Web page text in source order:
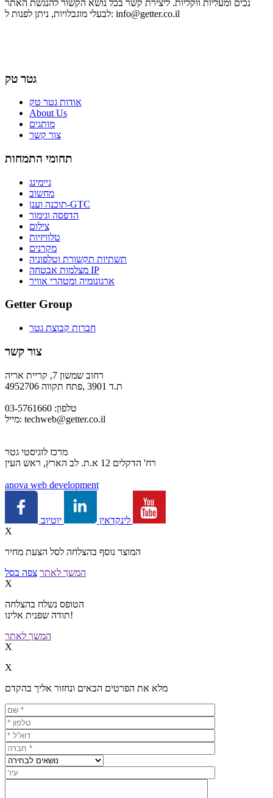
נכים ומעליות ווקליות. ליצירת קשר בכל נושא הקשור להנגשת האתר
לבעלי מוגבלויות, ניתן לפנות ל: info@getter.co.il
גטר טק
אודות גטר טק
About Us
מותגים
צור קשר
תחומי התמחות
גיימינג
מחשוב
תוכנה וענן-GTC
הדפסה וגימור
צילום
טלוויזיות
מקרנים
תשתיות תקשורת וטלפוניה
מצלמות אבטחה IP
ארגונומיה ומטהרי אוויר
Getter Group
חברות קבוצת גטר
צור קשר
רחוב שמשון 7, קריית אריה
ת.ד 3901 ,פתח תקווה 4952706
טלפון: 03-5761660
מייל: techweb@getter.co.il
מרכז לוגיסטי גטר
רח' הדקלים 12 א.ת. לב הארץ, ראש העין
anova web development
לינקדאין
X
המוצר נוסף בהצלחה לסל הצעת מחיר
המשך לאתר צפה בסל
X
הטופס נשלח בהצלחה
תודה שפנית אלינו!
המשך לאתר
X
X
מלא את הפרטים הבאים ונחזור אליך בהקדם